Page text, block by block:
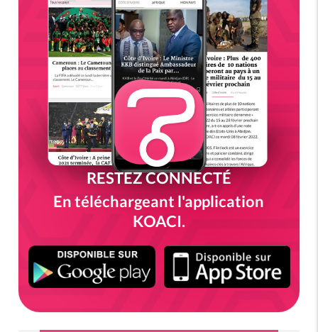
RESTEZ CONNECTÉ
En téléchargeant l'application
KOACI.